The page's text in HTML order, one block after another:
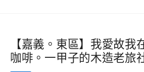
【嘉義。東區】我愛故我
咖啡。一甲子的木造老旅